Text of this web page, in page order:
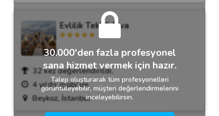
Evlilik Teklifi Riva
5.0
32 kez değerlendirildi.
4 yıldır gigbi'de
Beykoz, İstanbul
30.000'den fazla profesyonel
sana hizmet vermek için hazır.
Talep oluşturarak tüm profesyonelleri
görüntüleyebilir, müşteri değerlendirmelerini
inceleyebilirsin.